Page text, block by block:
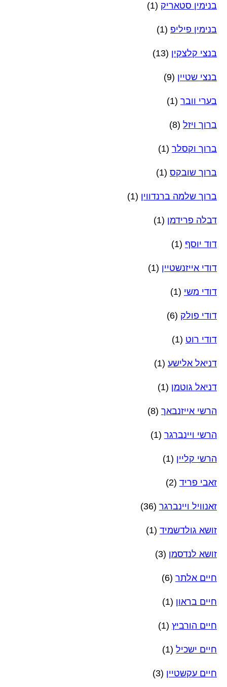
בנימין סטאריק (1)
בנימין פיליפ (1)
בנצי קלצקין (13)
בנצי שטיין (9)
בערי וובר (1)
ברוך ויזל (8)
ברוך וקסלר (1)
ברוך שובקס (1)
ברוך שלמה ברנדווין (1)
דבלה פרידמן (1)
דוד יוסף (1)
דודי אייזנשטיין (1)
דודי משי (1)
דודי פולק (6)
דודי רוט (1)
דניאל אלישע (1)
דניאל גוטמן (1)
הרשי אייזנבאך (8)
הרשי ויינברגר (1)
הרשי קליין (1)
זאבי פריד (2)
זאנוויל ויינברגר (36)
זושא גולדשמיד (1)
זושא לנדסמן (3)
חיים אלתר (6)
חיים בראון (1)
חיים הורביץ (1)
חיים ישכיל (1)
חיים עקשטיין (3)